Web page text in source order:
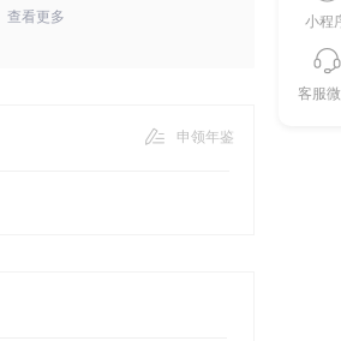
查看更多
申领年鉴
小程
客服